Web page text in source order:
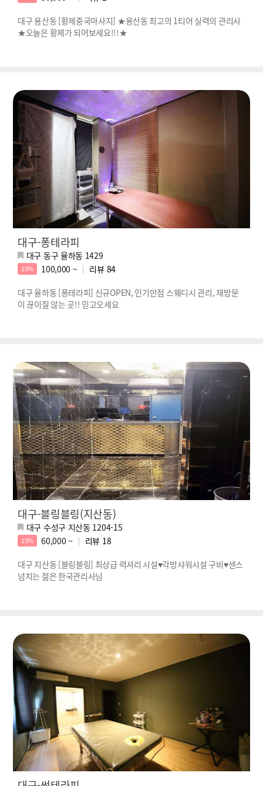
대구 용산동 [황제중국마사지] ★용산동 최고의 1티어 실력의 관리사
★오늘은 황제가 되어보세요!!!★
대구-퐁테라피
대구 동구 율하동 1429
10% 100,000 ~ 리뷰 84
대구 율하동 [퐁테라피] 신규OPEN, 인기만점 스웨디시 관리, 재방문
이 끊이질 않는 곳!! 믿고오세요
대구-블링블링(지산동)
대구 수성구 지산동 1204-15
15% 60,000 ~ 리뷰 18
대구 지산동 [블링블링] 최상급 력셔리 시설♥각방샤워시설 구비♥센스
넘치는 젊은 한국관리사님